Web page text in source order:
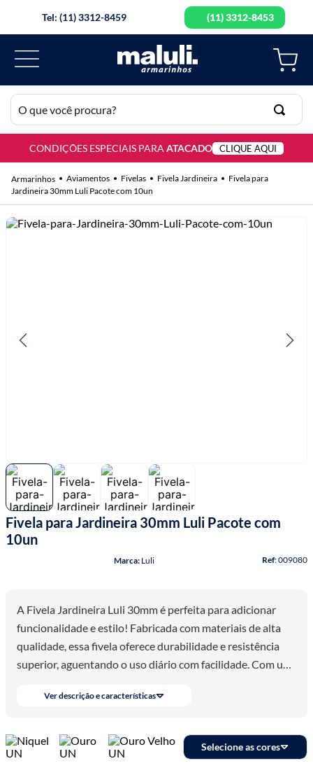
Tel: (11) 3312-8459 (11) 3312-8453
O que você procura?
CONDIÇÕES ESPECIAIS PARAATACADO CLIQUE AQUI
Aviamentos Fivelas Fivela Jardineira
Fivela para
Jardineira 30mm Luli Pacote com 10un
Fivela para Jardineira 30mm Luli Pacote com
10un
3 avaliações :009080
A Fivela Jardineira Luli 30mm é perfeita para adicionar
funcionalidade e estilo! Fabricada com materiais de alta
qualidade, essa fivela oferece durabilidade e resistência
superior, aguentando o uso diário com facilidade. Com um
Ver descrição e características
Selecione as cores
TERMOS MAIS BUSCADOS
2º
barbante
3º
botão
8º